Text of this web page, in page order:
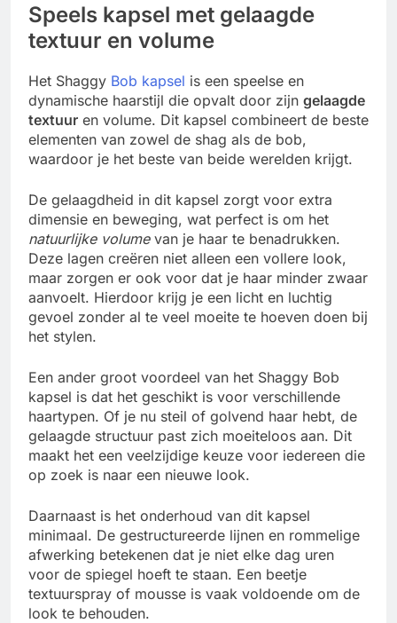
Speels kapsel met gelaagde
textuur en volume
Het Shaggy Bob kapsel is een speelse en
dynamische haarstijl die opvalt door zijn gelaagde
textuur en volume. Dit kapsel combineert de beste
elementen van zowel de shag als de bob,
waardoor je het beste van beide werelden krijgt.
De gelaagdheid in dit kapsel zorgt voor extra
dimensie en beweging, wat perfect is om het
natuurlijke volumevan je haar te benadrukken.
Deze lagen creëren niet alleen een vollere look,
maar zorgen er ook voor dat je haar minder zwaar
aanvoelt. Hierdoor krijg je een licht en luchtig
gevoel zonder al te veel moeite te hoeven doen bij
het stylen.
Een ander groot voordeel van het Shaggy Bob
kapsel is dat het geschikt is voor verschillende
haartypen. Of je nu steil of golvend haar hebt, de
gelaagde structuur past zich moeiteloos aan. Dit
maakt het een veelzijdige keuze voor iedereen die
op zoek is naar een nieuwe look.
Daarnaast is het onderhoud van dit kapsel
minimaal. De gestructureerde lijnen en rommelige
afwerking betekenen dat je niet elke dag uren
voor de spiegel hoeft te staan. Een beetje
textuurspray of mousse is vaak voldoende om de
look te behouden.